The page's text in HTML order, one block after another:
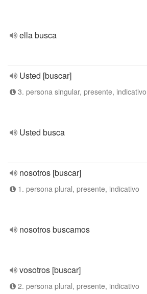
ella busca
Usted [buscar]
3. persona singular, presente, indicativo
Usted busca
nosotros [buscar]
1. persona plural, presente, indicativo
nosotros buscamos
vosotros [buscar]
2. persona plural, presente, indicativo